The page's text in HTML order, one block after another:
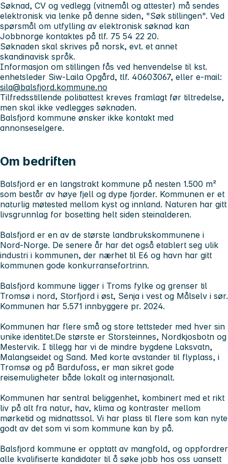
Søknad, CV og vedlegg (vitnemål og attester) må sendes
elektronisk via lenke på denne siden, "Søk stillingen". Ved
spørsmål om utfylling av elektronisk søknad kan
Jobbnorge kontaktes på tlf. 75 54 22 20.
Søknaden skal skrives på norsk, evt. et annet
skandinavisk språk.
Informasjon om stillingen fås ved henvendelse til kst.
enhetsleder Siw-Laila Opgård, tlf. 40603067, eller e-mail:
sila@balsfjord.kommune.no
Tilfredsstillende politiattest kreves framlagt før tiltredelse,
men skal ikke vedlegges søknaden.
Balsfjord kommune ønsker ikke kontakt med
annonseselgere.
Om bedriften
Balsfjord er en langstrakt kommune på nesten 1.500 m²
som består av høye fjell og dype fjorder. Kommunen er et
naturlig møtested mellom kyst og innland. Naturen har gitt
livsgrunnlag for bosetting helt siden steinalderen.
Balsfjord er en av de største landbrukskommunene i
Nord-Norge. De senere år har det også etablert seg ulik
industri i kommunen, der nærhet til E6 og havn har gitt
kommunen gode konkurransefortrinn.
Balsfjord kommune ligger i Troms fylke og grenser til
Tromsø i nord, Storfjord i øst, Senja i vest og Målselv i sør.
Kommunen har 5.571 innbyggere pr. 2024.
Kommunen har flere små og store tettsteder med hver sin
unike identitet.De største er Storsteinnes, Nordkjosbotn og
Mestervik. I tillegg har vi de mindre bygdene Laksvatn,
Malangseidet og Sand. Med korte avstander til flyplass, i
Tromsø og på Bardufoss, er man sikret gode
reisemuligheter både lokalt og internasjonalt.
Kommunen har sentral beliggenhet, kombinert med et rikt
liv på alt fra natur, hav, klima og kontraster mellom
mørketid og midnattssol. Vi har plass til flere som kan nyte
godt av det som vi som kommune kan by på.
Balsfjord kommune er opptatt av mangfold, og oppfordrer
alle kvalifiserte kandidater til å søke jobb hos oss uansett